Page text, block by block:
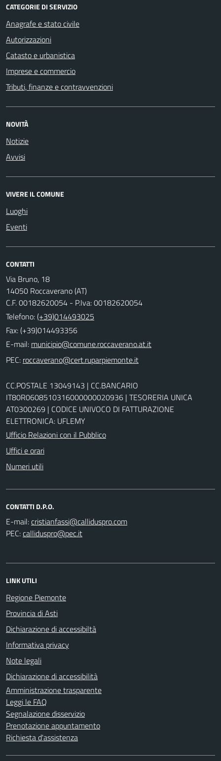
CATEGORIE DI SERVIZIO
Anagrafe e stato civile
Autorizzazioni
Catasto e urbanistica
Imprese e commercio
Tributi, finanze e contravvenzioni
NOVITÀ
Notizie
Avvisi
VIVERE IL COMUNE
Luoghi
Eventi
CONTATTI
Via Bruno, 18
14050 Roccaverano (AT)
C.F. 00182620054 - P.Iva: 00182620054
Telefono:(+39)014493025
Fax: (+39)014493356
E-mail:
PEC:
CC.POSTALE 13049143 | CC.BANCARIO
IT80R0608510316000000020936 | TESORERIA UNICA
AT0300269 | CODICE UNIVOCO DI FATTURAZIONE
ELETTRONICA: UFLEMY
Ufficio Relazioni con il Pubblico
Uffici e orari
Numeri utili
CONTATTI D.P.O.
E-mail:
PEC:
LINK UTILI
Regione Piemonte
Provincia di Asti
Dichiarazione di accessibiltà
Informativa privacy
Note legali
Dichiarazione di accessibilità
Amministrazione trasparente
Leggi le FAQ
Segnalazione disservizio
Prenotazione appuntamento
Richiesta d'assistenza